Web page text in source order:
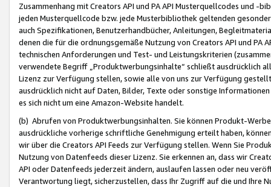
Zusammenhang mit Creators API und PA API Musterquellcodes und
jeden Musterquellcode bzw. jede Musterbibliothek geltenden
auch Spezifikationen, Benutzerhandbücher, Anleitungen,
denen die für die ordnungsgemäße Nutzung von Creators API und PA
technischen Anforderungen und Test- und Leistungskriterien
verwendete Begriff „Produktwerbungsinhalte“ schließt ausdrücklich
Lizenz zur Verfügung stellen, sowie alle von uns zur Verfügung
ausdrücklich nicht auf Daten, Bilder, Texte oder sonstige
es sich nicht um eine Amazon-Website handelt.
(b) Abrufen von Produktwerbungsinhalten. Sie können Produkt-
ausdrückliche vorherige schriftliche Genehmigung erteilt haben,
wir über die Creators API Feeds zur Verfügung stellen. Wenn Sie
Nutzung von Datenfeeds dieser Lizenz. Sie erkennen an, dass wir
API oder Datenfeeds jederzeit ändern, auslaufen lassen oder neu
Verantwortung liegt, sicherzustellen, dass Ihr Zugriff auf die und Ihre